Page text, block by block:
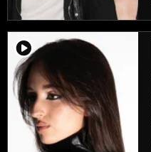
player2